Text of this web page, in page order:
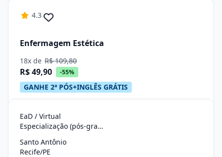
4.3
Enfermagem Estética
18x de R$ 109,80
R$ 49,90 -55%
GANHE 2ª PÓS+INGLÊS GRÁTIS
EaD / Virtual
Especialização (pós-graduação)
Santo Antônio
Recife/PE